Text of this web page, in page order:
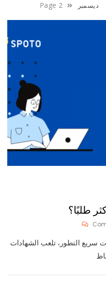
ديسمبر Page 2
On
هي
شهادات
طلبًا؟
سريع التطور، تلعب الشهادات